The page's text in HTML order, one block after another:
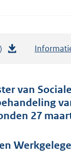
t
a
n
van
27